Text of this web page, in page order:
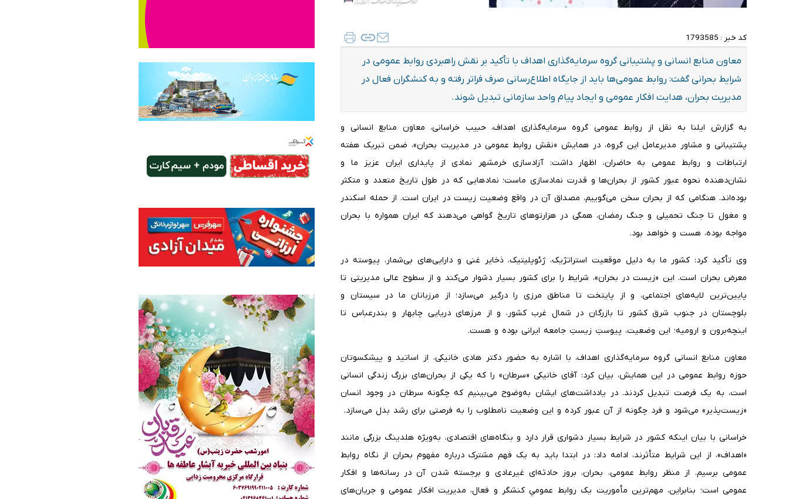
کد خبر : 1793585
معاون منابع انسانی و پشتیبانی گروه سرمایه‌گذاری اهداف با تأکید بر نقش راهبردی روابط عمومی در
شرایط بحرانی گفت: روابط عمومی‌ها باید از جایگاه اطلاع‌رسانی صرف فراتر رفته و به کنشگران فعال در
مدیریت بحران، هدایت افکار عمومی و ایجاد پیام واحد سازمانی تبدیل شوند.
به گزارش ایلنا به نقل از روابط عمومی گروه سرمایه‌گذاری اهداف، حبیب خراسانی، معاون منابع انسانی و
پشتیبانی و مشاور مدیرعامل این گروه، در همایش «نقش روابط عمومی در مدیریت بحران»، ضمن تبریک هفته
ارتباطات و روابط عمومی به حاضران، اظهار داشت: آزادسازی خرمشهر نمادی از پایداری ایران عزیز ما و
نشان‌دهنده نحوه عبور کشور از بحران‌ها و قدرت نمادسازی ماست؛ نماد‌هایی که در طول تاریخ متعدد و متکثر
بوده‌اند. هنگامی که از بحران سخن می‌گوییم، مصداق آن در واقع وضعیت زیست در ایران است. از حمله اسکندر
و مغول تا جنگ تحمیلی و جنگ رمضان، همگی در هزارتو‌های تاریخ گواهی می‌دهند که ایران همواره با بحران
مواجه بوده، هست و خواهد بود.
وی تأکید کرد: کشور ما به دلیل موقعیت استراتژیک، ژئوپلیتیک، ذخایر غنی و دارایی‌های بی‌شمار، پیوسته در
معرض بحران است. این «زیست در بحران»، شرایط را برای کشور بسیار دشوار می‌کند و از سطوح عالی مدیریتی تا
پایین‌ترین لایه‌های اجتماعی، و از پایتخت تا مناطق مرزی را درگیر می‌سازد؛ از مرزبانان ما در سیستان و
بلوچستان در جنوب شرق کشور تا بازرگان در شمال غرب کشور، و از مرز‌های دریایی چابهار و بندرعباس تا
اینچه‌برون و ارومیه؛ این وضعیت، پیوستِ زیستِ جامعه ایرانی بوده و هست.
معاون منابع انسانی گروه سرمایه‌گذاری اهداف، با اشاره به حضور دکتر هادی خانیکی، از اساتید و پیشکسوتان
حوزه روابط عمومی در این همایش، بیان کرد: آقای خانیکی «سرطان» را که یکی از بحران‌های بزرگ زندگی انسانی
است، به یک فرصت تبدیل کردند. در یادداشت‌های ایشان به‌وضوح می‌بینیم که چگونه سرطان در وجود انسان
«زیست‌پذیر» می‌شود و فرد چگونه از آن عبور کرده و این وضعیت نامطلوب را به فرصتی برای رشد بدل می‌سازد.
خراسانی با بیان اینکه کشور در شرایط بسیار دشواری قرار دارد و بنگاه‌های اقتصادی، به‌ویژه هلدینگ بزرگی مانند
«اهداف»، از این شرایط متأثرند، ادامه داد: در ابتدا باید به یک فهم مشترک درباره مفهوم بحران از نگاه روابط
عمومی برسیم. از منظر روابط عمومی، بحران، بروز حادثه‌ای غیرعادی و برجسته شدن آن در رسانه‌ها و افکار
عمومی است؛ بنابراین، مهم‌ترین مأموریت یک روابط عمومیِ کنشگر و فعال، مدیریت افکار عمومی و جریان‌های